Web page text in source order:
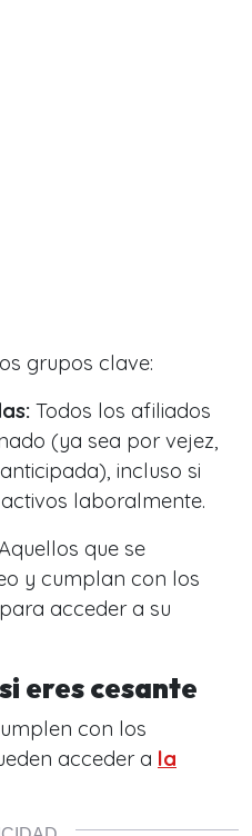
grupos clave:
Todos los afiliados
(ya sea por vejez,
incluso si
laboralmente.
que se
y cumplan con los
acceder a su
eres cesante
con los
acceder a la